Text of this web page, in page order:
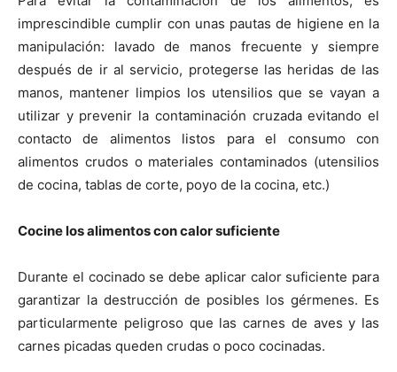
imprescindible cumplir con unas pautas de higiene en la
manipulación: lavado de manos frecuente y siempre
después de ir al servicio, protegerse las heridas de las
manos, mantener limpios los utensilios que se vayan a
utilizar y prevenir la contaminación cruzada evitando el
contacto de alimentos listos para el consumo con
alimentos crudos o materiales contaminados (utensilios
de cocina, tablas de corte, poyo de la cocina, etc.)
Cocine los alimentos con calor suficiente
Durante el cocinado se debe aplicar calor suficiente para
garantizar la destrucción de posibles los gérmenes. Es
particularmente peligroso que las carnes de aves y las
carnes picadas queden crudas o poco cocinadas.